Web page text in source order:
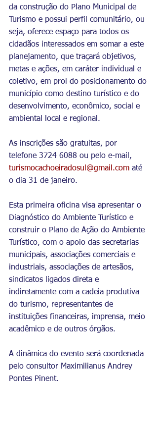
da construção do Plano Municipal de
Turismo e possui perfil comunitário, ou
seja, oferece espaço para todos os
cidadãos interessados em somar a este
planejamento, que traçará objetivos,
metas e ações, em caráter individual e
coletivo, em prol do posicionamento do
município como destino turístico e do
desenvolvimento, econômico, social e
ambiental local e regional.
As inscrições são gratuitas, por
telefone 3724 6088 ou pelo e-mail,
turismocachoeiradosul@gmail.com até
o dia 31 de janeiro.
Esta primeira oficina visa apresentar o
Diagnóstico do Ambiente Turístico e
construir o Plano de Ação do Ambiente
Turístico, com o apoio das secretarias
municipais, associações comerciais e
industriais, associações de artesãos,
sindicatos ligados direta e
indiretamente com a cadeia produtiva
do turismo, representantes de
instituições financeiras, imprensa, meio
acadêmico e de outros órgãos.
A dinâmica do evento será coordenada
pelo consultor Maximilianus Andrey
Pontes Pinent.